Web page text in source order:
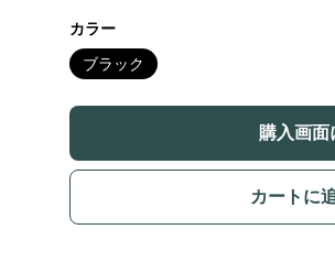
カラー
ブラック
購入画面
カートに